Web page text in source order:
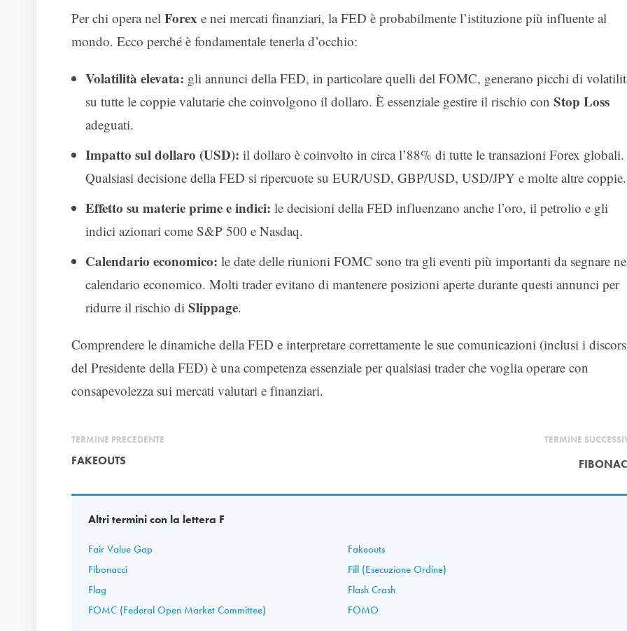
Per chi opera nel Forex e nei mercati finanziari, la FED è probabilmente l’istituzione più influente al
mondo. Ecco perché è fondamentale tenerla d’occhio:
Volatilità elevata: gli annunci della FED, in particolare quelli del FOMC, generano picchi di
su tutte le coppie valutarie che coinvolgono il dollaro. È essenziale gestire il rischio con Stop Loss
adeguati.
Impatto sul dollaro (USD): il dollaro è coinvolto in circa l’88% di tutte le transazioni Forex globali.
Qualsiasi decisione della FED si ripercuote su EUR/USD, GBP/USD, USD/JPY e molte altre coppie.
Effetto su materie prime e indici: le decisioni della FED influenzano anche l’oro, il petrolio e gli
indici azionari come S&P 500 e Nasdaq.
Calendario economico: le date delle riunioni FOMC sono tra gli eventi più importanti da segnare
calendario economico. Molti trader evitano di mantenere posizioni aperte durante questi annunci per
ridurre il rischio di Slippage.
Comprendere le dinamiche della FED e interpretare correttamente le sue comunicazioni (inclusi i
del Presidente della FED) è una competenza essenziale per qualsiasi trader che voglia operare con
consapevolezza sui mercati valutari e finanziari.
TERMINE PRECEDENTE
FAKEOUTS
TERMINE
Altri termini con la lettera F
Fair Value Gap
Fakeouts
Fibonacci
Fill (Esecuzione Ordine)
Flag
Flash Crash
FOMC (Federal Open Market Committee)
FOMO